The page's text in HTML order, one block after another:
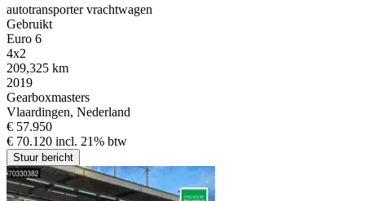
autotransporter vrachtwagen
Gebruikt
Euro 6
4x2
209,325 km
2019
Gearboxmasters
Vlaardingen, Nederland
€ 57.950
€ 70.120 incl. 21% btw
Stuur bericht